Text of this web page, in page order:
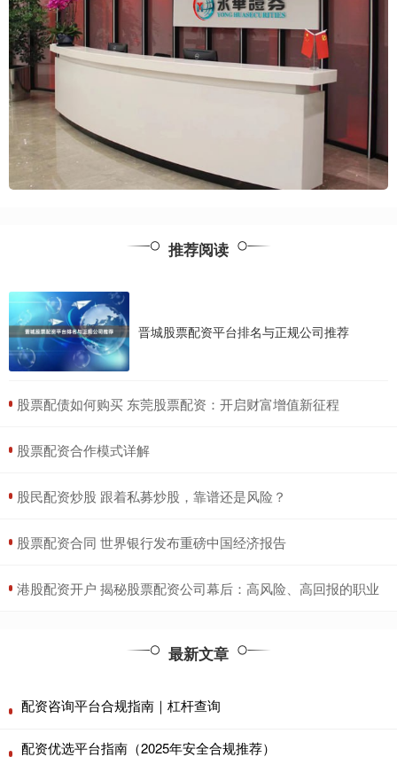
推荐阅读
晋城股票配资平台排名与正规公司推荐
​股票配债如何购买 东莞股票配资：开启财富增值新征程
​股票配资合作模式详解
​股民配资炒股 跟着私募炒股，靠谱还是风险？
​股票配资合同 世界银行发布重磅中国经济报告
​港股配资开户 揭秘股票配资公司幕后：高风险、高回报的职业
最新文章
配资咨询平台合规指南｜杠杆查询
配资优选平台指南（2025年安全合规推荐）